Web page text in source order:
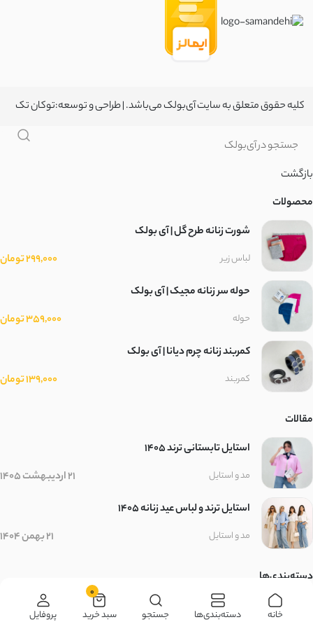
مخمل کبریتی
ضدآب دارای آستر
بافت کبریتی
سلانیک
مموری ضد آب
حوله ای
دورس فیتیله
کلیه حقوق متعلق به سایت آی‌بولک می‌باشد. | طراحی و توسعه:توکان تک
خانه دسته‌بندی‌ها جستجو
0
سبد خرید پروفایل
بازگشت
محصولات
شورت زنانه طرح گل | آی بولک
لباس زیر
299,000 تومان
حوله سر زنانه مجیک | آی بولک
حوله
359,000 تومان
کمربند زنانه چرم دیانا | آی بولک
کمربند 139,000 تومان
مقالات
استایل تابستانی ترند ۱۴۰۵
مد و استایل
21 اردیبهشت 1405
استایل ترند و لباس عید زنانه 1405
مد و استایل 21 بهمن 1404
دسته‌بندی‌ها
مردانه بچگانه سایر محصولات